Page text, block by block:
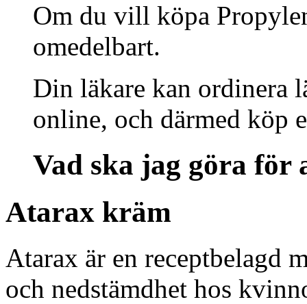
Om du vill köpa
omedelbart.
Din läkare kan ordinera
online, och därmed köp
Vad ska jag göra för
Atarax kräm
Atarax är en receptbelagd
och nedstämdhet hos